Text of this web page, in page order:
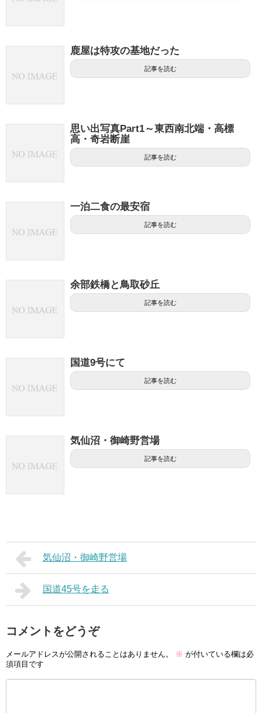
鹿屋は特攻の基地だった
記事を読む
思い出写真Part1～東西南北端・高標
高・奇岩断崖
記事を読む
一泊二食の最安宿
記事を読む
余部鉄橋と鳥取砂丘
記事を読む
国道9号にて
記事を読む
気仙沼・御崎野営場
記事を読む
気仙沼・御崎野営場
国道45号を走る
コメントをどうぞ
メールアドレスが公開されることはありません。 ※ が付いている欄は必
須項目です